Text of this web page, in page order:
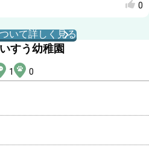
0
いて詳しく見る
すう幼稚園
1 0